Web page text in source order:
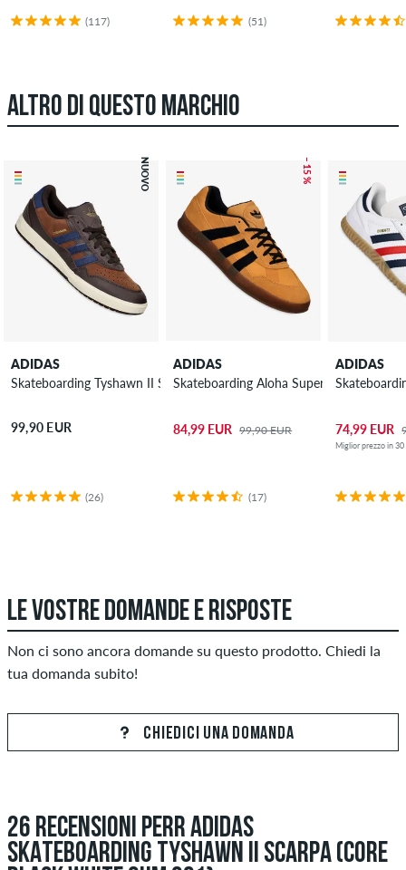
(117) (51)
ALTRO DI QUESTO MARCHIO
NUOVO
ADIDAS
Skateboarding Tyshawn II Scarpa
99,90 EUR
(26)
– 15 %
ADIDAS
Skateboarding Aloha Super Scarpa
84,99 EUR 99,90 EUR
(17)
ADIDAS
74,99 EUR
Miglior prezzo in 30
LE VOSTRE DOMANDE E RISPOSTE
Non ci sono ancora domande su questo prodotto. Chiedi la
tua domanda subito!
CHIEDICI UNA DOMANDA
26 RECENSIONI PERR ADIDAS
SKATEBOARDING TYSHAWN II SCARPA (CORE